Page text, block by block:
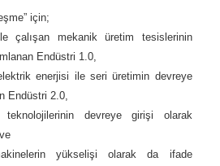
için;
çalışan mekanik üretim tesislerinin
Endüstri 1.0,
enerjisi ile seri üretimin devreye
Endüstri 2.0,
devreye girişi olarak
yükselişi olarak da ifade